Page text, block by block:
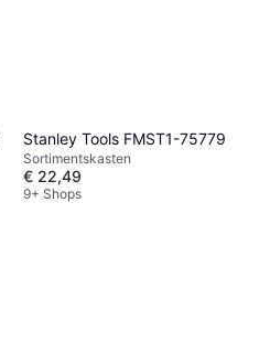
Stanley Tools FMST1-75779
Sortimentskasten
€ 22,49
9+ Shops